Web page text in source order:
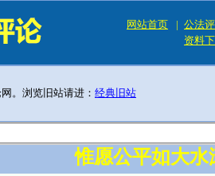
网站首页 | 公法
资料
。浏览旧站请进： 经典旧站
惟愿公平如大